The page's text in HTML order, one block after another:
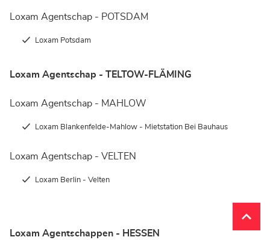
Loxam Agentschap - POTSDAM
Loxam Potsdam
Loxam Agentschap - TELTOW-FLÄMING
Loxam Agentschap - MAHLOW
Loxam Blankenfelde-Mahlow - Mietstation Bei Bauhaus
Loxam Agentschap - VELTEN
Loxam Berlin - Velten
Loxam Agentschappen - HESSEN